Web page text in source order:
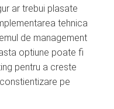
ar trebui plasate
tehnica
de management
optiune poate fi
pentru a creste
pe